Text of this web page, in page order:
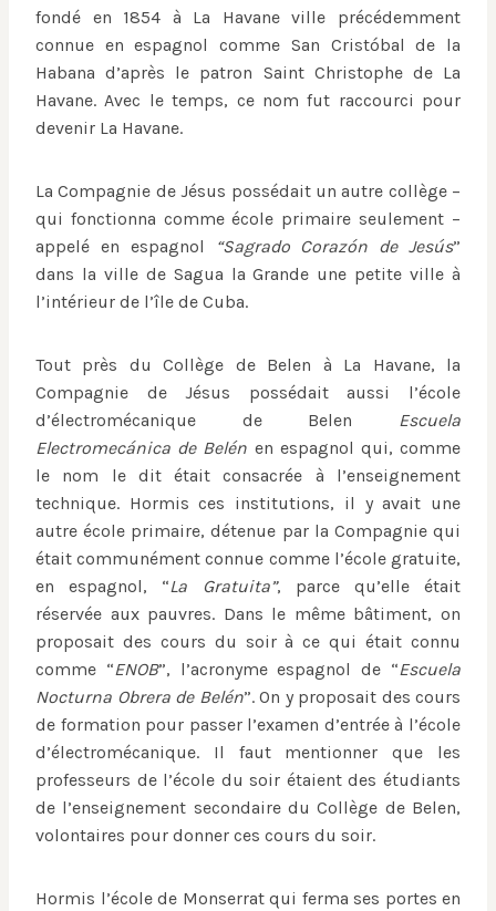
fondé en 1854 à La Havane ville précédemment
connue en espagnol comme San Cristóbal de la
Habana d’après le patron Saint Christophe de La
Havane. Avec le temps, ce nom fut raccourci pour
devenir La Havane.
La Compagnie de Jésus possédait un autre collège –
qui fonctionna comme école primaire seulement –
appelé en espagnol
“Sagrado Corazón de Jesús”
dans la ville de Sagua la Grande une petite ville à
l’intérieur de l’île de Cuba.
Tout près du Collège de Belen à La Havane, la
Compagnie de Jésus possédait aussi l’école
d’électromécanique de Belen Escuela
Electromecánica de Belén en espagnol qui, comme
le nom le dit était consacrée à l’enseignement
technique. Hormis ces institutions, il y avait une
autre école primaire, détenue par la Compagnie qui
était communément connue comme l’école gratuite,
en espagnol, “La Gratuita”, parce qu’elle était
réservée aux pauvres. Dans le même bâtiment, on
proposait des cours du soir à ce qui était connu
comme “ENOB”, l’acronyme espagnol de “Escuela
Nocturna Obrera de Belén”. On y proposait des cours
de formation pour passer l’examen d’entrée à l’école
d’électromécanique. Il faut mentionner que les
professeurs de l’école du soir étaient des étudiants
de l’enseignement secondaire du Collège de Belen,
volontaires pour donner ces cours du soir.
Hormis l’école de Monserrat qui ferma ses portes en